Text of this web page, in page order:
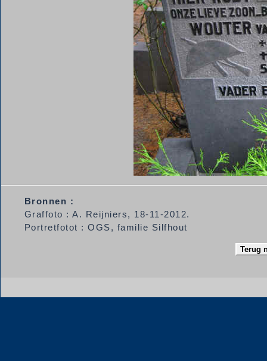
Bronnen :
Graffoto : A. Reijniers, 18-11-2012.
Portretfotot : OGS, familie Silfhout